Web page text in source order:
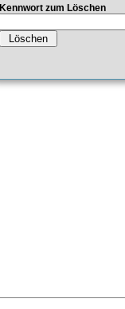
Kennwort zum Löschen